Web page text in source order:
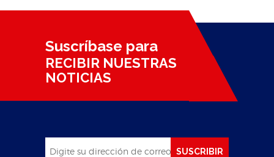
Suscríbase para
RECIBIR NUESTRAS
NOTICIAS
SUSCRIBIR